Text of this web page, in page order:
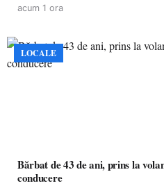
acum 1 ora
LOCALE
Bărbat de 43 de ani, prins la
conducere